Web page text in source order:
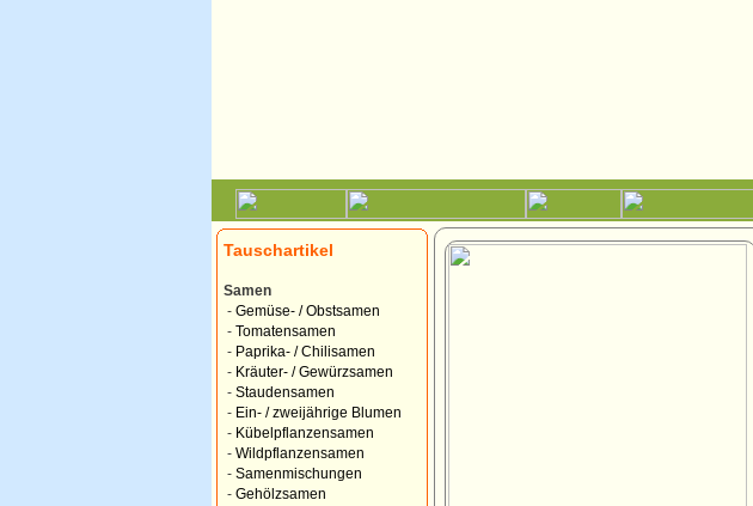
Tauschartikel
Samen
- Gemüse- / Obstsamen
- Tomatensamen
- Paprika- / Chilisamen
- Kräuter- / Gewürzsamen
- Staudensamen
- Ein- / zweijährige Blumen
- Kübelpflanzensamen
- Wildpflanzensamen
- Samenmischungen
- Gehölzsamen